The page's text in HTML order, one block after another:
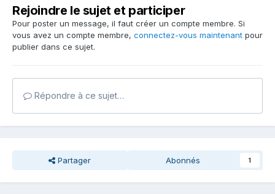
Rejoindre le sujet et participer
Pour poster un message, il faut créer un compte membre. Si
vous avez un compte membre, connectez-vous maintenant pour
publier dans ce sujet.
Répondre à ce sujet…
Partager Abonnés 1